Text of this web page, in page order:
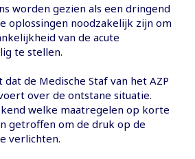
worden gezien als een dringend
oplossingen noodzakelijk zijn om
van de acute
te stellen.
de Medische Staf van het AZP
over de ontstane situatie.
welke maatregelen op korte
getroffen om de druk op de
verlichten.